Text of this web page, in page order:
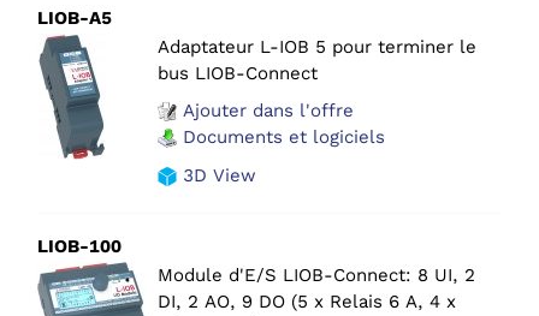
LIOB-A5
Adaptateur L-IOB 5 pour terminer le
bus LIOB-Connect
Ajouter dans l'offre
Documents et logiciels
3D View
LIOB-100
Module d'E/S LIOB-Connect: 8 UI, 2
DI, 2 AO, 9 DO (5 x Relais 6 A, 4 x